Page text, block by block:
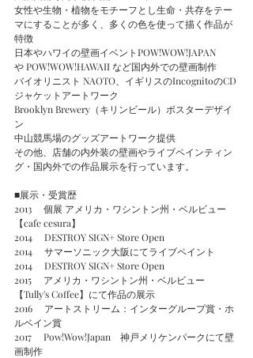
女性や生物・植物をモチーフとし生命・共存をテー
マにすることが多く、多くの色を使って描く作品が
特徴
日本やハワイの壁画イベントPOW!WOW!JAPAN
や POW!WOW!HAWAII など国内外での壁画制作
バイオリニスト NAOTO、イギリスのIncognitoのCD
ジャケットアートワーク
Brooklyn Brewery（キリンビール）ポスターデザイ
ン
中山競馬場のグッズアートワーク提供
その他、店舗の内外装の壁画やライブペインティン
グ・国内外での作品展示を行っています。
■展示・受賞歴
2013     個展 アメリカ・ワシントン州・ベルビュー
【cafe cesura】
2014　 DESTROY SIGN+ Store Open
2014　 サマーソニック大阪にてライブペイント
2014　 DESTROY SIGN+ Store Open
2015　 アメリカ・ワシントン州・ベルビュー
【Tully's Coffee】にて作品の展示
2016　 アートストリーム：インターグループ賞・ホ
ルベイン賞
2017　 Pow!Wow!Japan　神戸メリケンパークにて壁
画制作